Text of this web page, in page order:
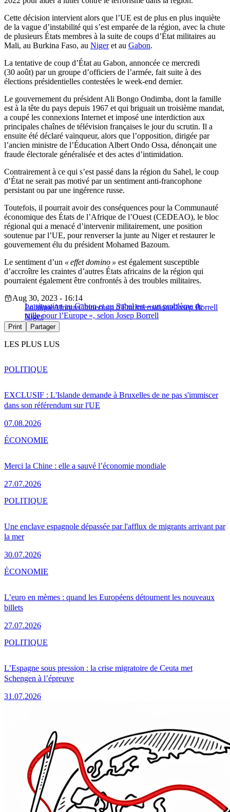
Cette décision intervient alors que l’UE est de plus en plus inquiète
de la vague d’instabilité qui s’est emparée de la région, avec la chute
de plusieurs États membres à la suite de coups d’État militaires au
Mali, au Burkina Faso, au Nigeret au Gabon.
La tentative de coup d’État au Gabon, annoncée ce mercredi
(30 août) par un groupe d’officiers de l’armée, fait suite à des
élections présidentielles contestées le week-end dernier.
Le gouvernement du président Ali Bongo Ondimba, dont la famille
est à la tête du pays depuis 1967 et qui briguait un troisième mandat,
a coupé les connexions Internet et imposé une interdiction aux
principales chaînes de télévision françaises le jour du scrutin. Il a
ensuite été déclaré vainqueur, alors que l’opposition, dirigée par
l’ancien ministre de l’Éducation Albert Ondo Ossa, dénonçait une
fraude électorale généralisée et des actes d’intimidation.
Contrairement à ce qui s’est passé dans la région du Sahel, le coup
d’État ne serait pas motivé par un sentiment anti-francophone
persistant ou par une ingérence russe.
Toutefois, il pourrait avoir des conséquences pour la Communauté
économique des États de l’Afrique de l’Ouest (CEDEAO), le bloc
régional qui a menacé d’intervenir militairement, une position
soutenue par l’UE, pour renverser la junte au Niger et restaurer le
gouvernement élu du président Mohamed Bazoum.
Le sentiment d’un « effet domino » est également susceptible
d’accroître les craintes d’autres États africains de la région qui
pourraient également être confrontés à des troubles militaires.
La situation au Gabon et au Sahel est « un problème de
taille pour l’Europe », selon Josep Borrell
Aug 30, 2023 - 16:14
PolitiqueAfriqueChinecoup d'EtatInternationalJosep Borrell
Niger
Print Partager
LES PLUS LUS
EXCLUSIF : L'Islande demande à Bruxelles de ne pas s'immiscer
dans son référendum sur l'UE
07.08.2026
POLITIQUE
Merci la Chine : elle a sauvé l’économie mondiale
27.07.2026
ÉCONOMIE
Une enclave espagnole dépassée par l'afflux de migrants arrivant par
la mer
30.07.2026
POLITIQUE
L’euro en mèmes : quand les Européens détournent les nouveaux
billets
27.07.2026
ÉCONOMIE
L’Espagne sous pression : la crise migratoire de Ceuta met
Schengen à l’épreuve
31.07.2026
POLITIQUE